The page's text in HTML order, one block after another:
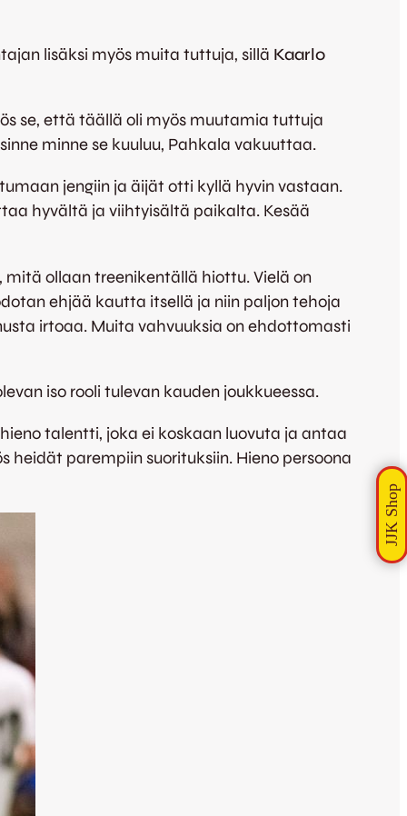
lisäksi myös muita tuttuja, sillä Kaarlo
se, että täällä oli myös muutamia tuttuja
minne se kuuluu, Pahkala vakuuttaa.
jengiin ja äijät otti kyllä hyvin vastaan.
hyvältä ja viihtyisältä paikalta. Kesää
ollaan treenikentällä hiottu. Vielä on
ehjää kautta itsellä ja niin paljon tehoja
irtoaa. Muita vahvuuksia on ehdottomasti
iso rooli tulevan kauden joukkueessa.
talentti, joka ei koskaan luovuta ja antaa
parempiin suorituksiin. Hieno persoona